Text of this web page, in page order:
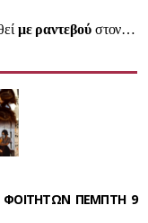
με ραντεβούστον…
ΦΟΙΤΗΤΩΝ ΠΕΜΠΤΗ 9